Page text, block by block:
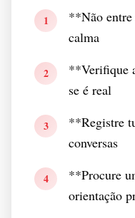
1
**Não
calma
2
**Verifique
se é real
3
**Registre
conversas
4
**Procure
orientação